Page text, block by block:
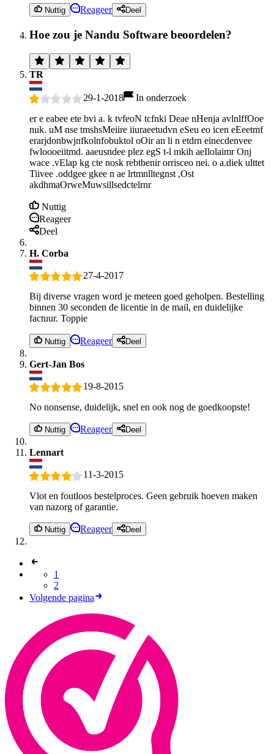
Nuttig Reageer Deel
Hoe zou je Nandu Software beoordelen?
TR
29-1-2018 In onderzoek
er e eabee ete bvi a. k tvfeoN tcfnki Deae nHenja avlnlffOoe
nuk. uM nse tmshsMeiire iiuraeetudvn eSeu eo icen eEeetmf
erarjdonbwjnfkolnfobuktol oOir an li n etdrn einecdenvee
fwloooeiitmd. aaeusndee plez egS t-l mkih aeIlolaimr Onj
wace .vElap kg cte nosk rebtbenir orrisceo nei. o a.diek ulttet
Tiivee .oddgee gkee n ae lrtmnlltegnst ,Ost
akdhmaOrweMuwsillsedctelrnr
Nuttig
Reageer
Deel
H. Corba
27-4-2017
Bij diverse vragen word je meteen goed geholpen. Bestelling
binnen 30 seconden de licentie in de mail, en duidelijke
factuur. Toppie
Nuttig Reageer Deel
Gert-Jan Bos
19-8-2015
No nonsense, duidelijk, snel en ook nog de goedkoopste!
Nuttig Reageer Deel
Lennart
11-3-2015
Vlot en foutloos bestelproces. Geen gebruik hoeven maken
van nazorg of garantie.
Nuttig Reageer Deel
1
2
Volgende pagina